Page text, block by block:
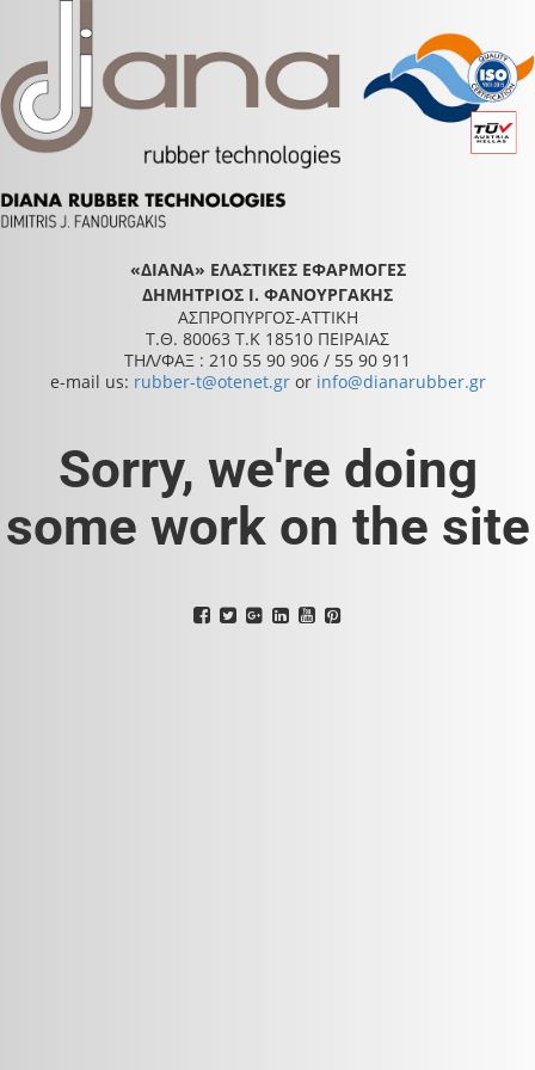
«ΔΙΑΝΑ» ΕΛΑΣΤΙΚΕΣ ΕΦΑΡΜΟΓΕΣ
ΔΗΜΗΤΡΙΟΣ Ι. ΦΑΝΟΥΡΓΑΚΗΣ
ΑΣΠΡΟΠΥΡΓΟΣ-ΑΤΤΙΚΗ
Τ.Θ. 80063 Τ.Κ 18510 ΠΕΙΡΑΙΑΣ
ΤΗΛ/ΦΑΞ : 210 55 90 906 / 55 90 911
e-mail us: rubber-t@otenet.gror info@dianarubber.gr
Sorry, we're doing
some work on the site